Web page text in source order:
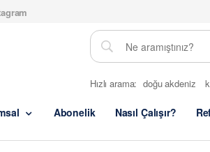
Hızlı arama: doğu akdeniz
Abonelik Nasıl Çalışır?